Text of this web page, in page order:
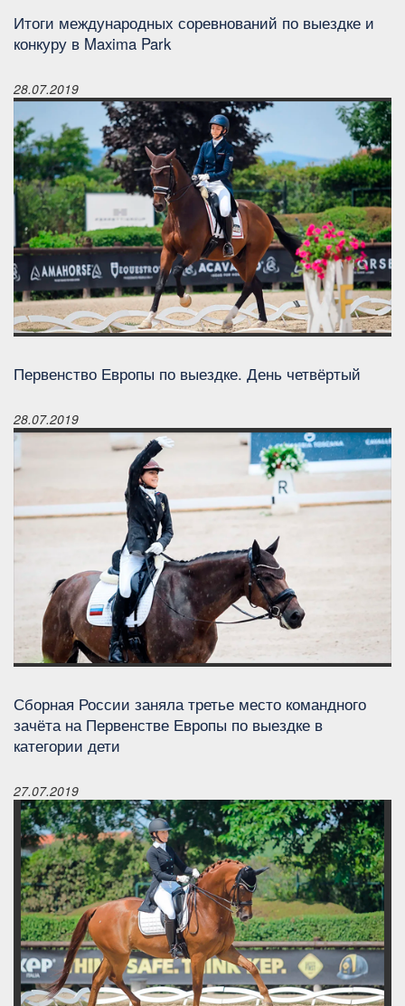
Итоги международных соревнований по выездке и
конкуру в Maxima Park
28.07.2019
Первенство Европы по выездке. День четвёртый
28.07.2019
Сборная России заняла третье место командного
зачёта на Первенстве Европы по выездке в
категории дети
27.07.2019